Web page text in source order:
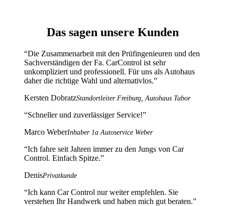
Das sagen unsere Kunden
“Die Zusammenarbeit mit den Prüfingenieuren und den
Sachverständigen der Fa. CarControl ist sehr
unkompliziert und professionell. Für uns als Autohaus
daher die richtige Wahl und alternativlos.”
Kersten DobratzStandortleiter Freiburg, Autohaus Tabor
“Schneller und zuverlässiger Service!”
Marco WeberInhaber 1a Autoservice Weber
“Ich fahre seit Jahren immer zu den Jungs von Car
Control. Einfach Spitze.”
DenisPrivatkunde
“Ich kann Car Control nur weiter empfehlen. Sie
verstehen Ihr Handwerk und haben mich gut beraten.”